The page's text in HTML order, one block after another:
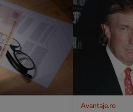
Avantaje.ro